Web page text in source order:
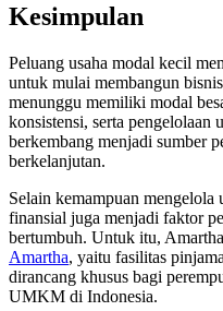
Kesimpulan
Peluang usaha modal kecil
untuk mulai membangun
menunggu memiliki modal
konsistensi, serta pengelolaan
berkembang menjadi sumber
berkelanjutan.
Selain kemampuan mengelola
finansial juga menjadi faktor
bertumbuh. Untuk itu,
Amartha, yaitu fasilitas
dirancang khusus bagi
UMKM di Indonesia.